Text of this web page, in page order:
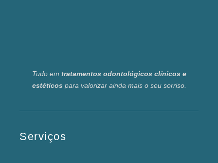
Tudo em tratamentos odontológicos clínicos e
estéticos para valorizar ainda mais o seu sorriso.
Serviços